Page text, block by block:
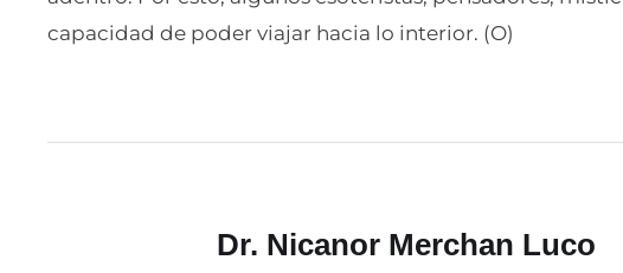
capacidad de poder viajar hacia lo interior. (O)
Dr. Nicanor Merchan Luco